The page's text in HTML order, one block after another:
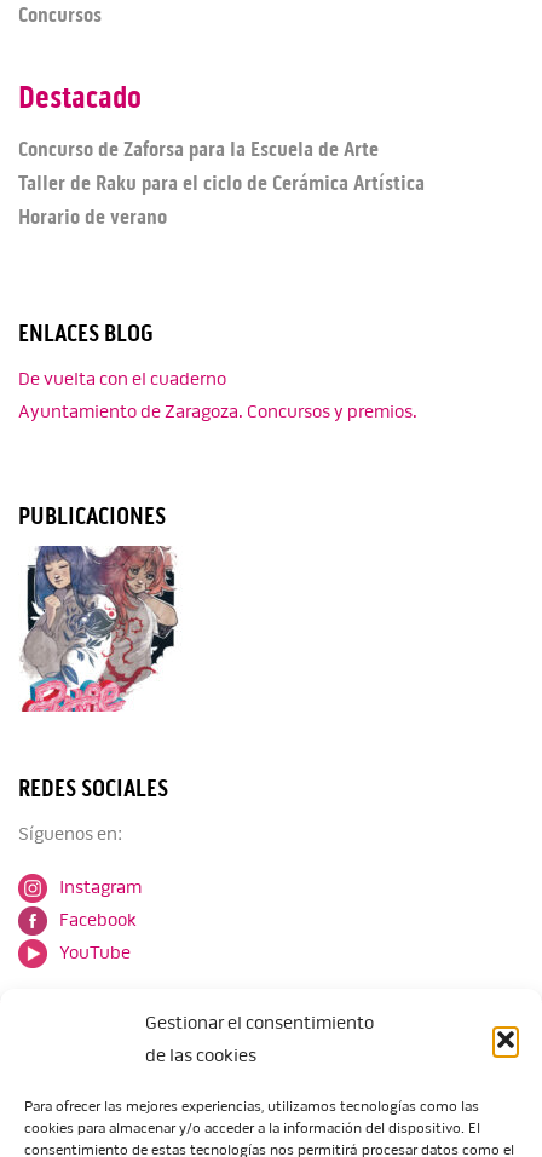
Gestionar el consentimiento
de las cookies
Para ofrecer las mejores experiencias, utilizamos tecnologías como las
cookies para almacenar y/o acceder a la información del dispositivo. El
consentimiento de estas tecnologías nos permitirá procesar datos como el
Concursos
Destacado
Concurso de Zaforsa para la Escuela de Arte
Taller de Raku para el ciclo de Cerámica Artística
Horario de verano
ENLACES BLOG
De vuelta con el cuaderno
Ayuntamiento de Zaragoza. Concursos y premios.
PUBLICACIONES
REDES SOCIALES
Síguenos en:
Instagram
Facebook
YouTube
Escuela de Arte de Zaragoza